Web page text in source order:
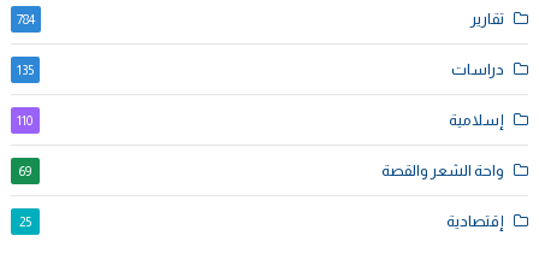
تقارير 784
دراسات 135
إسلامية 110
واحة الشعر والقصة 69
إقتصادية 25